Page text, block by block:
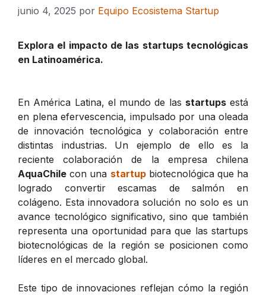
junio 4, 2025 por Equipo Ecosistema Startup
Explora el impacto de las startups tecnológicas
en Latinoamérica.
En América Latina, el mundo de las startupsestá
en plena efervescencia, impulsado por una oleada
de innovación tecnológica y colaboración entre
distintas industrias. Un ejemplo de ello es la
reciente colaboración de la empresa chilena
AquaChile con una startupbiotecnológica que ha
logrado convertir escamas de salmón en
colágeno. Esta innovadora solución no solo es un
avance tecnológico significativo, sino que también
representa una oportunidad para que las startups
biotecnológicas de la región se posicionen como
líderes en el mercado global.
Este tipo de innovaciones reflejan cómo la región